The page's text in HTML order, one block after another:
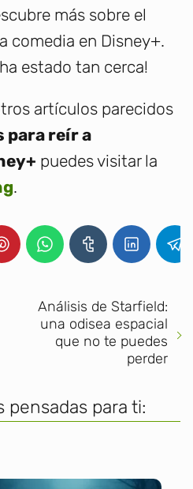
más sobre el
comedia en Disney+.
estado tan cerca!
artículos parecidos
para reír a
puedes visitar la
.
Análisis de Starfield:
una odisea espacial
que no te puedes
perder
pensadas para ti: